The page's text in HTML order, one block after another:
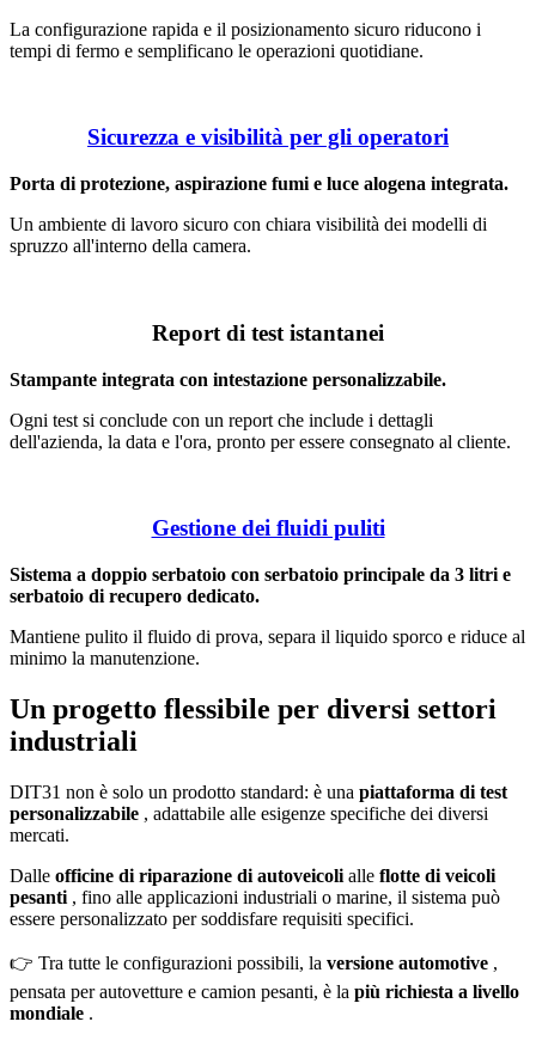
La configurazione rapida e il posizionamento sicuro riducono i
tempi di fermo e semplificano le operazioni quotidiane.
Sicurezza e visibilità per gli operatori
Porta di protezione, aspirazione fumi e luce alogena integrata.
Un ambiente di lavoro sicuro con chiara visibilità dei modelli di
spruzzo all'interno della camera.
Report di test istantanei
Stampante integrata con intestazione personalizzabile.
Ogni test si conclude con un report che include i dettagli
dell'azienda, la data e l'ora, pronto per essere consegnato al cliente.
Gestione dei fluidi puliti
Sistema a doppio serbatoio con serbatoio principale da 3 litri e
serbatoio di recupero dedicato.
Mantiene pulito il fluido di prova, separa il liquido sporco e riduce al
minimo la manutenzione.
Un progetto flessibile per diversi settori
industriali
DIT31 non è solo un prodotto standard: è una piattaforma di test
personalizzabile , adattabile alle esigenze specifiche dei diversi
mercati.
Dalle officine di riparazione di autoveicoli alle flotte di veicoli
pesanti , fino alle applicazioni industriali o marine, il sistema può
essere personalizzato per soddisfare requisiti specifici.
👉 Tra tutte le configurazioni possibili, la versione automotive ,
pensata per autovetture e camion pesanti, è la più richiesta a livello
mondiale .